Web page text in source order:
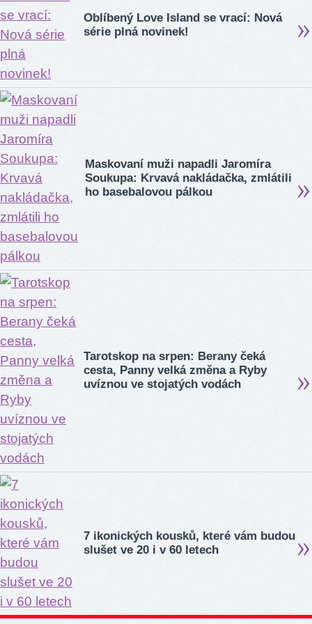
Oblíbený Love Island se vrací: Nová
série plná novinek!
Maskovaní muži napadli Jaromíra
Soukupa: Krvavá nakládačka, zmlátili
ho basebalovou pálkou
Tarotskop na srpen: Berany čeká
cesta, Panny velká změna a Ryby
uvíznou ve stojatých vodách
7 ikonických kousků, které vám budou
slušet ve 20 i v 60 letech